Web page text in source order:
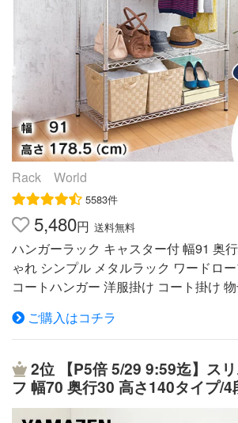
Rack World
5583件
5,480円 送料無料
ハンガーラック キャスター付 幅91 奥
ゃれ シンプル メタルラック ワードロ
コートハンガー 洋服掛け コート掛け
先住所・カラー・数量など誤入力が増
文確定前に必ずご確認ください。【ハ
ドローブ クローゼット 収納 スチール
ク メタルラック 衣類収納 アイリスオ
やすいオープンタイプのワードローブ
ご購入はコチラ
2位
【P5倍 5/29 9:59迄】ス
フ 幅70 奥行30 高さ140タイプ/
き RS-14734CJH ランドリーラ